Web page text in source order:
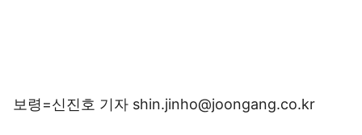
보령=신진호 기자 shin.jinho@joongang.co.kr